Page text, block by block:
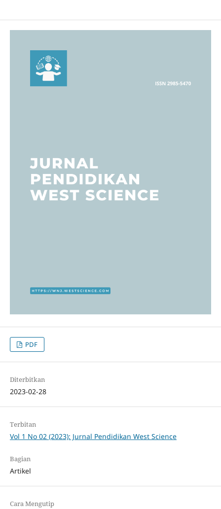
PDF
Diterbitkan
2023-02-28
Terbitan
Vol 1 No 02 (2023): Jurnal Pendidikan West Science
Bagian
Artikel
Cara Mengutip